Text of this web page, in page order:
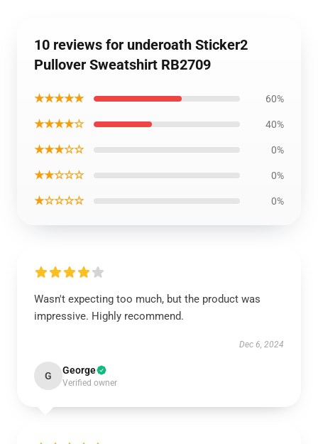
10 reviews for underoath Sticker2
Pullover Sweatshirt RB2709
★★★★★ 60%
★★★★☆ 40%
★★★☆☆ 0%
★★☆☆☆ 0%
★☆☆☆☆ 0%
Wasn't expecting too much, but the product was
impressive. Highly recommend.
Dec 6, 2024
G George
Verified owner